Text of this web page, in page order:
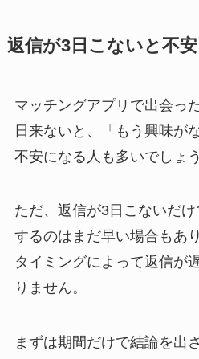
返信が3日こないと不
マッチングアプリで出会っ
日来ないと、「もう興味が
不安になる人も多いでしょう
ただ、返信が3日こないだ
するのはまだ早い場合もあ
タイミングによって返信が
りません。
まずは期間だけで結論を出